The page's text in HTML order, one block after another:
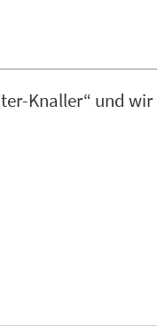
Knaller“ und